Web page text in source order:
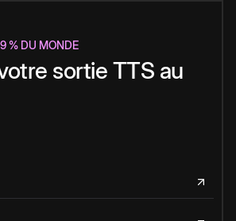
% DU MONDE
sortie TTS au